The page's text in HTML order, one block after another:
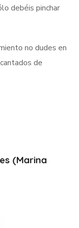
debéis pinchar
no dudes en
de
(Marina